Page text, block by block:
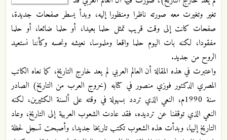
تغير وتغيرت معه صورته ناظرا ومنظورا إليه، وبدأ يسطر صفحات جديدة،
صفحات كانت إلى وقت قريب تمثل حلما بعيدا، أو حلما ضائعا، أو حلما
مفقودا، لكنه بات اليوم حلما واقعا وملموسا، نعيشه ونحسه وكأننا نستعيد
الروح من جديد.
واعتبرت في هذه المقالة أن العالم العربي لم يعد خارج التاريخ، كما نعاه الكاتب
المصري الدكتور فوزي منصور في كتابه (خروج العرب من التاريخ) الصادر
سنة 1990م، النعي الذي تردد بسهولة في وقته على ألسنة الكثيرين، لكنه
النعي الذي توقفنا عن ترديده، فقد عادت الشعوب العربية إلى التاريخ، وعاد
التاريخ إليها، وبدأت هذه الشعوب تكتب تاريخا جديدا، وأصبحت تسجل لحظة